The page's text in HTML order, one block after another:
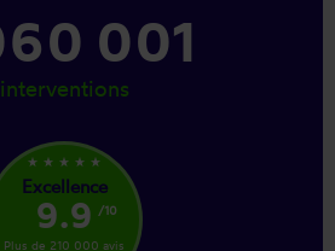
001
interventions
star_rate star_rate star_rate star_rate star_rate
Excellence
9.9 /10
Plus de 210 000 avis